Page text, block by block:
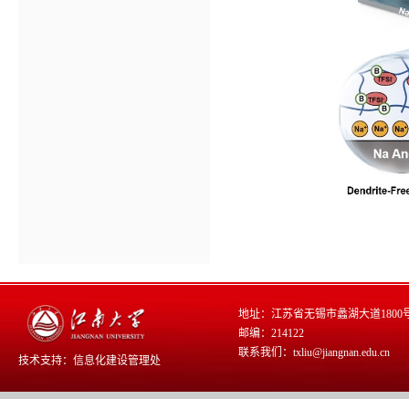
技术支持： 信息化建设管理处
地址：江苏省无锡市蠡湖大道1800
邮编：214122
联系我们：txliu@jiangnan.edu.cn